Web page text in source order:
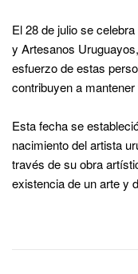
El 28 de julio se
y Artesanos
esfuerzo de estas
contribuyen a
Esta fecha se
nacimiento del artista
través de su obra
existencia de un arte y